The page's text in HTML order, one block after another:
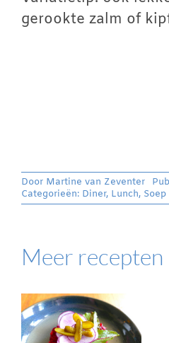
gerookte zalm of
Door Martine van Zeventer
Categorieën: Diner, Lunch, Soep
Meer recepten